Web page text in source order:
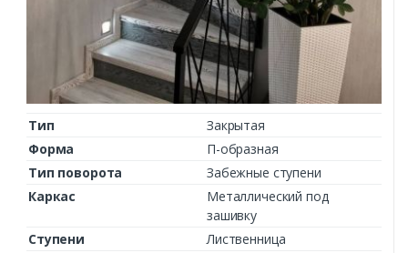
Тип
Закрытая
Форма
П-образная
Тип поворота
Забежные ступени
Каркас
Металлический под
зашивку
Ступени
Лиственница